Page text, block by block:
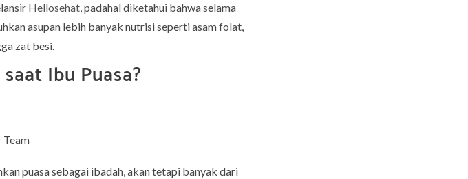
Hellosehat, padahal diketahui bahwa selama
asupan lebih banyak nutrisi seperti asam folat,
zat besi.
Ibu Puasa?
puasa sebagai ibadah, akan tetapi banyak dari